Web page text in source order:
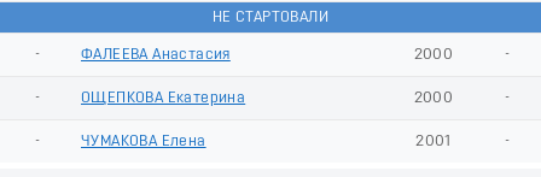
НЕ СТАРТОВАЛИ
- ФАЛЕЕВА Анастасия 2000 -
- ОЩЕПКОВА Екатерина 2000 -
- ЧУМАКОВА Елена 2001 -